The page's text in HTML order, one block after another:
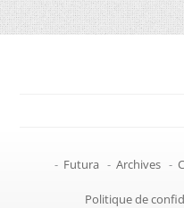
- Futura - Archives -
Politique de